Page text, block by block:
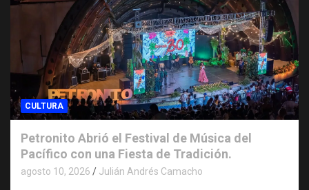
CULTURA
Petronito Abrió el Festival de Música del
Pacífico con una Fiesta de Tradición.
agosto 10, 2026 Julián Andrés Camacho